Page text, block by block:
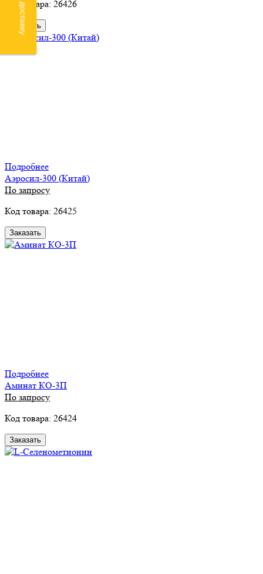
Код товара: 26426
Заказать
Подробнее
Аэросил-300 (Китай)
По запросу
Код товара: 26425
Заказать
Подробнее
Аминат КО-3П
По запросу
Код товара: 26424
Заказать